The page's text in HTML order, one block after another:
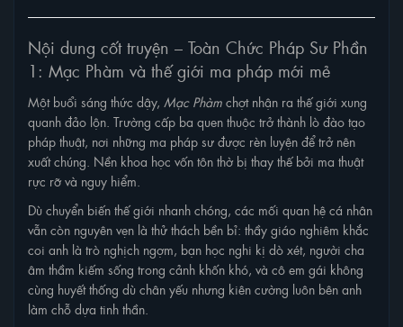
Nội dung cốt truyện – Toàn Chức Pháp Sư Phần
1: Mạc Phàm và thế giới ma pháp mới mẻ
Một buổi sáng thức dậy, Mạc Phàmchợt nhận ra thế giới xung
quanh đảo lộn. Trường cấp ba quen thuộc trở thành lò đào tạo
pháp thuật, nơi những ma pháp sư được rèn luyện để trở nên
xuất chúng. Nền khoa học vốn tôn thờ bị thay thế bởi ma thuật
rực rỡ và nguy hiểm.
Dù chuyển biến thế giới nhanh chóng, các mối quan hệ cá nhân
vẫn còn nguyên vẹn là thử thách bền bỉ: thầy giáo nghiêm khắc
coi anh là trò nghịch ngợm, bạn học nghi kị dò xét, người cha
âm thầm kiếm sống trong cảnh khốn khó, và cô em gái không
cùng huyết thống dù chân yếu nhưng kiên cường luôn bên anh
làm chỗ dựa tinh thần.